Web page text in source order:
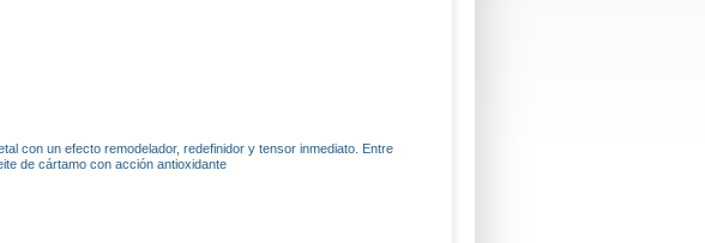
con un efecto remodelador, redefinidor y tensor inmediato. Entre
de cártamo con acción antioxidante